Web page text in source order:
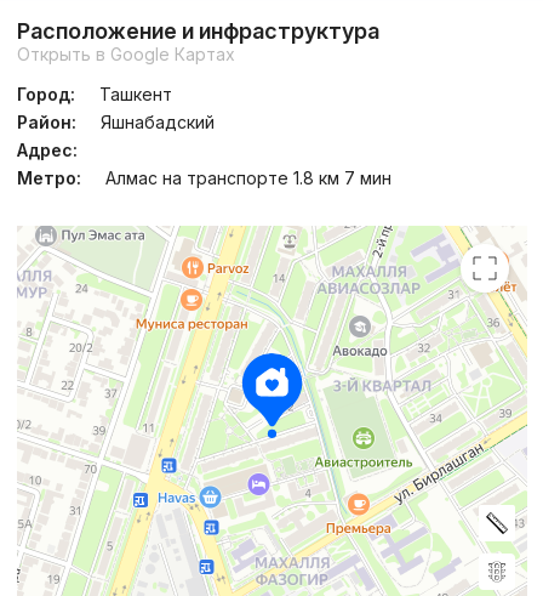
Расположение и инфраструктура
Открыть в Google Картах
Город:
Ташкент
Район:
Яшнабадский
Адрес:
Метро:
Алмас на транспорте 1.8 км 7 мин